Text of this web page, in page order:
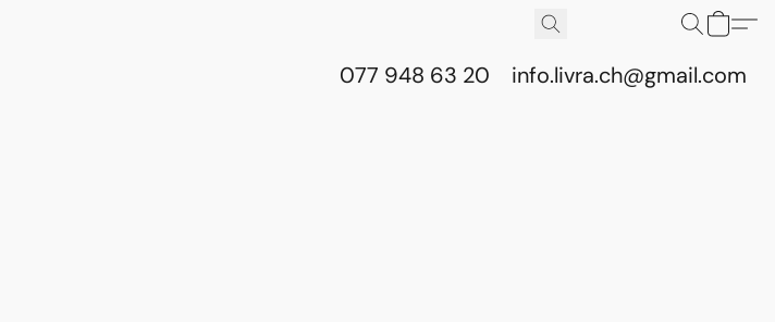
077 948 63 20 info.livra.ch@gmail.com